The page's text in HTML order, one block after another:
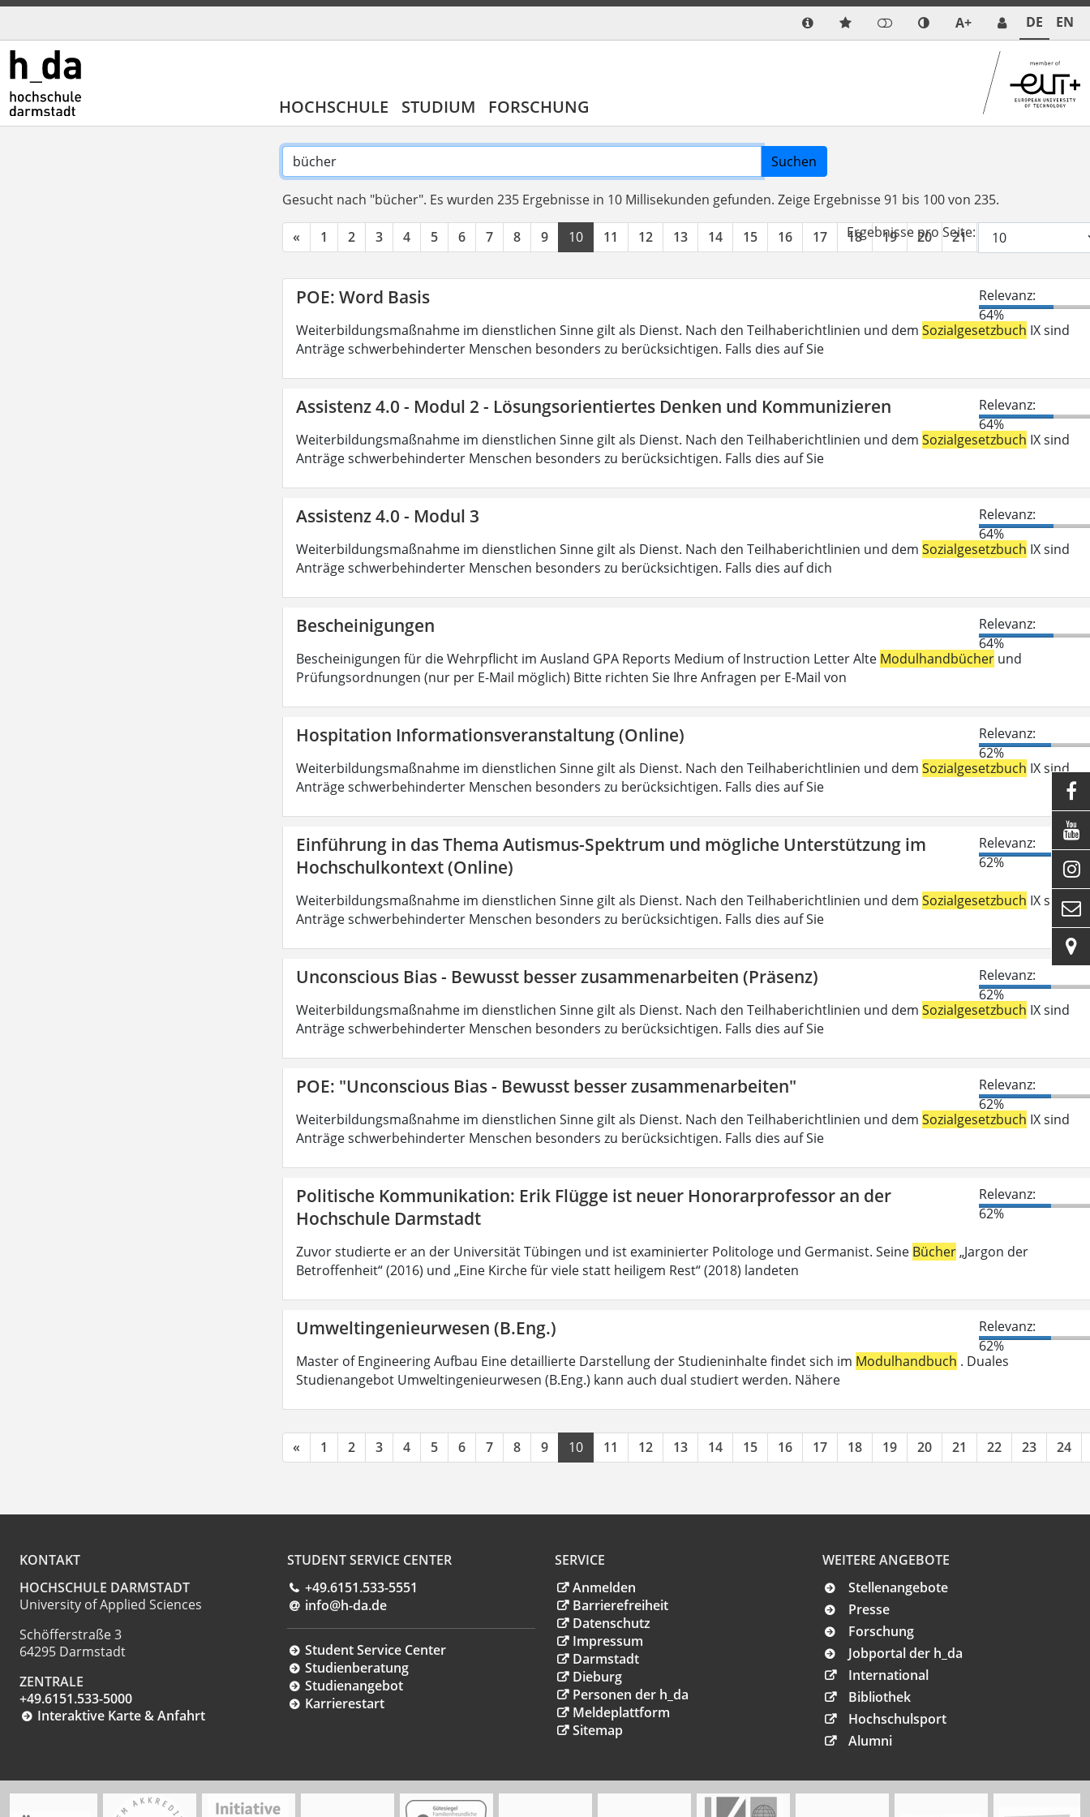
A+ DE EN
HOCHSCHULE STUDIUM FORSCHUNG
Suchen
Gesucht nach "bücher". Es wurden 235 Ergebnisse in 10 Millisekunden gefunden. Zeige Ergebnisse 91 bis 100 von 235.
« 1 2 3 4 5 6 7 8 9 10 11 12 13 14 15 16 17 18 19 20 21 22
Ergebnisse pro Seite:
POE: Word Basis
Relevanz:
64%
Weiterbildungsmaßnahme im dienstlichen Sinne gilt als Dienst. Nach den Teilhaberichtlinien und dem Sozialgesetzbuch IX sind
Anträge schwerbehinderter Menschen besonders zu berücksichtigen. Falls dies auf Sie
Assistenz 4.0 - Modul 2 - Lösungsorientiertes Denken und Kommunizieren
Relevanz:
64%
Weiterbildungsmaßnahme im dienstlichen Sinne gilt als Dienst. Nach den Teilhaberichtlinien und dem Sozialgesetzbuch IX sind
Anträge schwerbehinderter Menschen besonders zu berücksichtigen. Falls dies auf Sie
Assistenz 4.0 - Modul 3
Relevanz:
64%
Weiterbildungsmaßnahme im dienstlichen Sinne gilt als Dienst. Nach den Teilhaberichtlinien und dem Sozialgesetzbuch IX sind
Anträge schwerbehinderter Menschen besonders zu berücksichtigen. Falls dies auf dich
Bescheinigungen
Relevanz:
64%
Bescheinigungen für die Wehrpflicht im Ausland GPA Reports Medium of Instruction Letter Alte Modulhandbücher und
Prüfungsordnungen (nur per E-Mail möglich) Bitte richten Sie Ihre Anfragen per E-Mail von
Hospitation Informationsveranstaltung (Online)
Relevanz:
62%
Weiterbildungsmaßnahme im dienstlichen Sinne gilt als Dienst. Nach den Teilhaberichtlinien und dem Sozialgesetzbuch IX sind
Anträge schwerbehinderter Menschen besonders zu berücksichtigen. Falls dies auf Sie
Einführung in das Thema Autismus-Spektrum und mögliche Unterstützung im
Hochschulkontext (Online)
Relevanz:
62%
Weiterbildungsmaßnahme im dienstlichen Sinne gilt als Dienst. Nach den Teilhaberichtlinien und dem Sozialgesetzbuch IX sind
Anträge schwerbehinderter Menschen besonders zu berücksichtigen. Falls dies auf Sie
Unconscious Bias - Bewusst besser zusammenarbeiten (Präsenz)
Relevanz:
62%
Weiterbildungsmaßnahme im dienstlichen Sinne gilt als Dienst. Nach den Teilhaberichtlinien und dem Sozialgesetzbuch IX sind
Anträge schwerbehinderter Menschen besonders zu berücksichtigen. Falls dies auf Sie
POE: "Unconscious Bias - Bewusst besser zusammenarbeiten"
Relevanz:
62%
Weiterbildungsmaßnahme im dienstlichen Sinne gilt als Dienst. Nach den Teilhaberichtlinien und dem Sozialgesetzbuch IX sind
Anträge schwerbehinderter Menschen besonders zu berücksichtigen. Falls dies auf Sie
Politische Kommunikation: Erik Flügge ist neuer Honorarprofessor an der
Hochschule Darmstadt
Relevanz:
62%
Zuvor studierte er an der Universität Tübingen und ist examinierter Politologe und Germanist. Seine Bücher„Jargon der
Betroffenheit“ (2016) und „Eine Kirche für viele statt heiligem Rest“ (2018) landeten
Umweltingenieurwesen (B.Eng.)
Relevanz:
62%
Master of Engineering Aufbau Eine detaillierte Darstellung der Studieninhalte findet sich im Modulhandbuch . Duales
Studienangebot Umweltingenieurwesen (B.Eng.) kann auch dual studiert werden. Nähere
« 1 2 3 4 5 6 7 8 9 10 11 12 13 14 15 16 17 18 19 20 21 22 23 24
KONTAKT
HOCHSCHULE DARMSTADT
University of Applied Sciences
Schöfferstraße 3
64295 Darmstadt
ZENTRALE
+49.6151.533-5000
Interaktive Karte & Anfahrt
STUDENT SERVICE CENTER
+49.6151.533-5551
info@h-da.de
Student Service Center
Studienberatung
Studienangebot
Karrierestart
SERVICE
Anmelden
Barrierefreiheit
Datenschutz
Impressum
Darmstadt
Dieburg
Personen der h_da
Meldeplattform
Sitemap
WEITERE ANGEBOTE
Stellenangebote
Presse
Forschung
Jobportal der h_da
International
Bibliothek
Hochschulsport
Alumni




